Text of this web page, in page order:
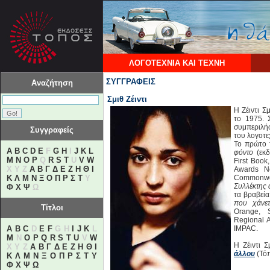
ΛΟΓΟΤΕΧΝΙΑ ΚΑΙ ΤΕΧΝΗ
Αναζήτηση
Συγγραφείς
A B C D E F G H J K L
M N O P Q R S T U V W
X Y Z Α Β Γ Δ Ε Ζ Η Θ
Κ Λ Μ Ν Ξ Ο Π Ρ Σ Τ Υ
Φ Χ Ψ Ω
Τίτλοι
A B C D E FG H J K L
M
N O P Q R S T U V W
X Y ZΑ Β Γ Δ Ε Ζ Η Θ
Κ Λ Μ Ν Ξ Ο Π Ρ Σ Τ Υ
Φ Χ Ψ Ω
ΣΥΓΓΡΑΦΕΙΣ
Σμιθ Ζέιντι
Η Ζέιντι
το 1975.
του
Το πρώτο
φόντο
First
Awards
τα
που
Orange,
Regional
IMPAC.
Η Ζέιντι
άλλου